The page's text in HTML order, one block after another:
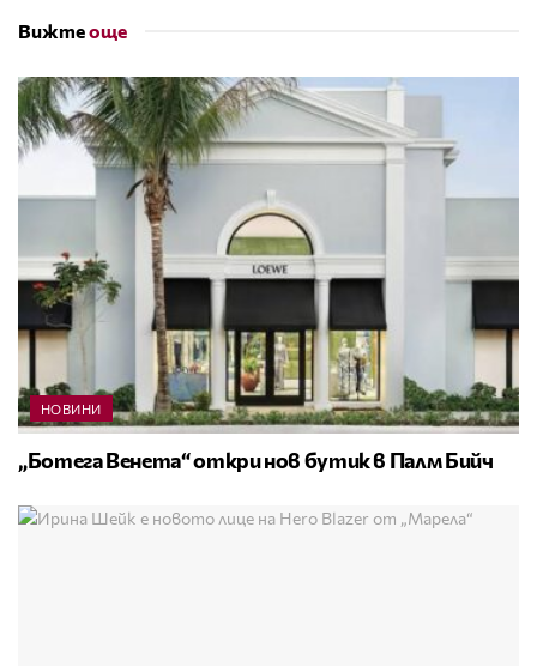
Вижтеоще
НОВИНИ
„Ботега Венета“ откри нов бутик в Палм Бийч